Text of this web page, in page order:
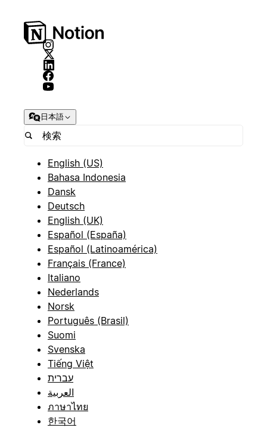
日本語
English (US)
Bahasa Indonesia
Dansk
Deutsch
English (UK)
Español (España)
Español (Latinoamérica)
Français (France)
Italiano
Nederlands
Norsk
Português (Brasil)
Suomi
Svenska
Tiếng Việt
עברית
العربية
ภาษาไทย
한국어